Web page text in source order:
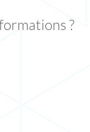
?